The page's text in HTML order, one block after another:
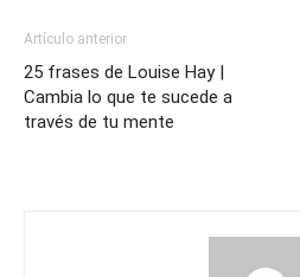
Artículo anterior
25 frases de Louise Hay |
Cambia lo que te sucede a
través de tu mente